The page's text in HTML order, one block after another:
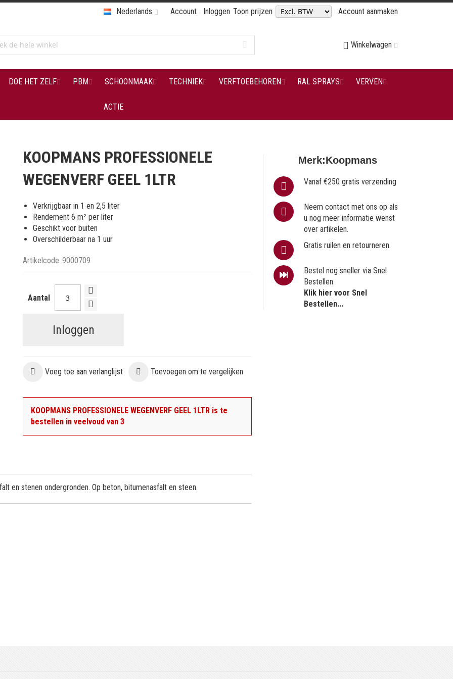
Account Inloggen Toon prijzen Account aanmaken
Nederlands
Winkelwagen
DOE HET ZELF PBM SCHOONMAAK TECHNIEK VERFTOEBEHOREN RAL SPRAYS VERVEN
ACTIE
KOOPMANS PROFESSIONELE
WEGENVERF GEEL 1LTR
Verkrijgbaar in 1 en 2,5 liter
Rendement 6 m² per liter
Geschikt voor buiten
Overschilderbaar na 1 uur
Artikelcode 9000709
Aantal
Inloggen
Voeg toe aan verlanglijst Toevoegen om te vergelijken
KOOPMANS PROFESSIONELE WEGENVERF GEEL 1LTR is te
bestellen in veelvoud van 3
Merk:Koopmans
Vanaf €250 gratis verzending
Neem contact met ons op als
u nog meer informatie wenst
over artikelen.
Gratis ruilen en retourneren.
Bestel nog sneller via Snel
Bestellen
Klik hier voor Snel
Bestellen...
en stenen ondergronden. Op beton, bitumenasfalt en steen.